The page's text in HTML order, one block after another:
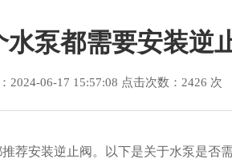
水泵都需要安装逆
2024-06-17 15:57:08 点击次数：2426 次
荐安装逆止阀。以下是关于水泵是否